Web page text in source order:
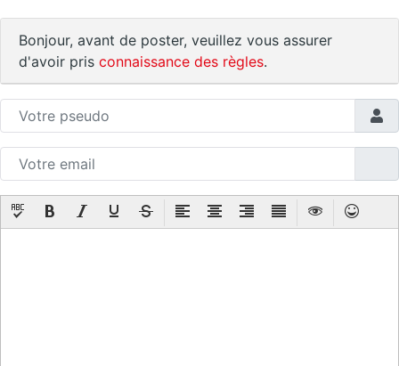
Bonjour, avant de poster, veuillez vous assurer
d'avoir pris connaissance des règles.